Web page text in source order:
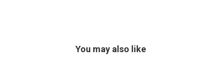
You may also like